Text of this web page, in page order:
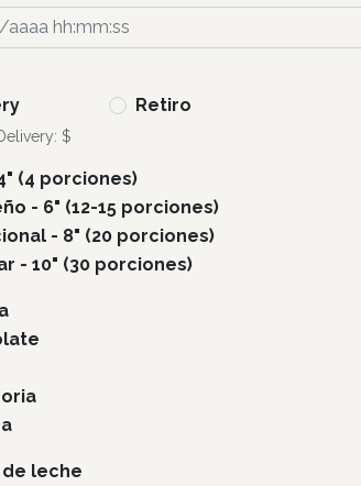
Retiro
$
(4 porciones)
- 6" (12-15 porciones)
- 8" (20 porciones)
- 10" (30 porciones)
leche